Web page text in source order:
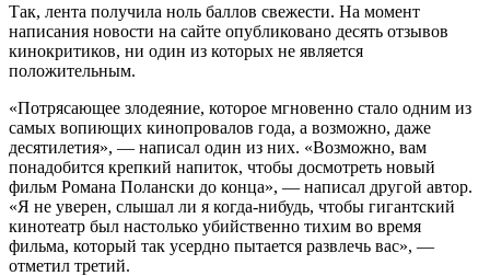
Так, лента получила ноль баллов свежести. На момент
написания новости на сайте опубликовано десять отзывов
кинокритиков, ни один из которых не является
положительным.
«Потрясающее злодеяние, которое мгновенно стало одним из
самых вопиющих кинопровалов года, а возможно, даже
десятилетия», — написал один из них. «Возможно, вам
понадобится крепкий напиток, чтобы досмотреть новый
фильм Романа Полански до конца», — написал другой автор.
«Я не уверен, слышал ли я когда-нибудь, чтобы гигантский
кинотеатр был настолько убийственно тихим во время
фильма, который так усердно пытается развлечь вас», —
отметил третий.